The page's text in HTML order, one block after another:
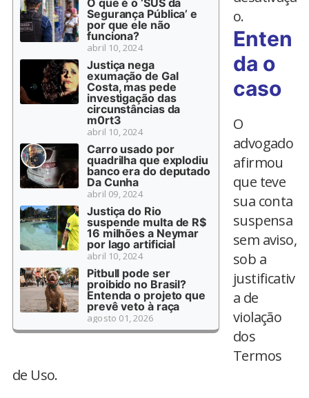
O que é o ‘SUS da
Segurança Pública’ e
por que ele não
funciona?
abril 10, 2024
Justiça nega
exumação de Gal
Costa, mas pede
investigação das
circunstâncias da
m0rt3
abril 10, 2024
Carro usado por
quadrilha que explodiu
banco era do deputado
Da Cunha
abril 09, 2024
Justiça do Rio
suspende multa de R$
16 milhões a Neymar
por lago artificial
abril 10, 2024
Pitbull pode ser
proibido no Brasil?
Entenda o projeto que
prevê veto à raça
agosto 01, 2026
o.
Enten
da o
caso
O
advogado
afirmou
que teve
sua conta
suspensa
sem aviso,
sob a
justificativ
a de
violação
dos
Termos
de Uso.